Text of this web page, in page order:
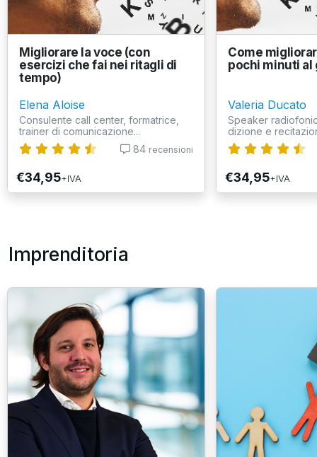
Migliorare la voce (con
esercizi che fai nei ritagli di
tempo)
Elena Aloise
Consulente call center, formatrice,
trainer di comunicazione...
84 recensioni
€34,95+IVA
Come
pochi minuti al
Valeria Ducato
Speaker
dizione e
€34,95+IVA
Imprenditoria